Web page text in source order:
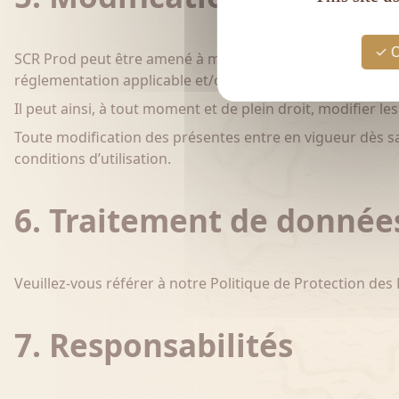
SCR Prod peut être amené à modifier, sans préavis,
réglementation applicable et/ou d’améliorer le Site,
Il peut ainsi, à tout moment et de plein droit, modifier
Toute modification des présentes entre en vigueur dès
conditions d’utilisation.
6. Traitement de
Veuillez-vous référer à notre Politique de Protection des
7. Responsabilités